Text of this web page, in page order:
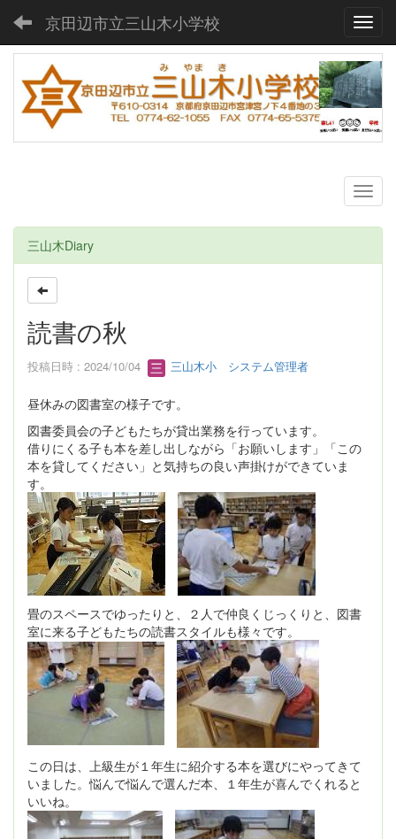
京田辺市立三山木小学校
三山木Diary
読書の秋
投稿日時 : 2024/10/04 三山木小 システム管理者
昼休みの図書室の様子です。
図書委員会の子どもたちが貸出業務を行っています。
借りにくる子も本を差し出しながら「お願いします」「この
本を貸してください」と気持ちの良い声掛けができていま
す。
畳のスペースでゆったりと、２人で仲良くじっくりと、図書
室に来る子どもたちの読書スタイルも様々です。
この日は、上級生が１年生に紹介する本を選びにやってきて
いました。悩んで悩んで選んだ本、１年生が喜んでくれると
いいね。